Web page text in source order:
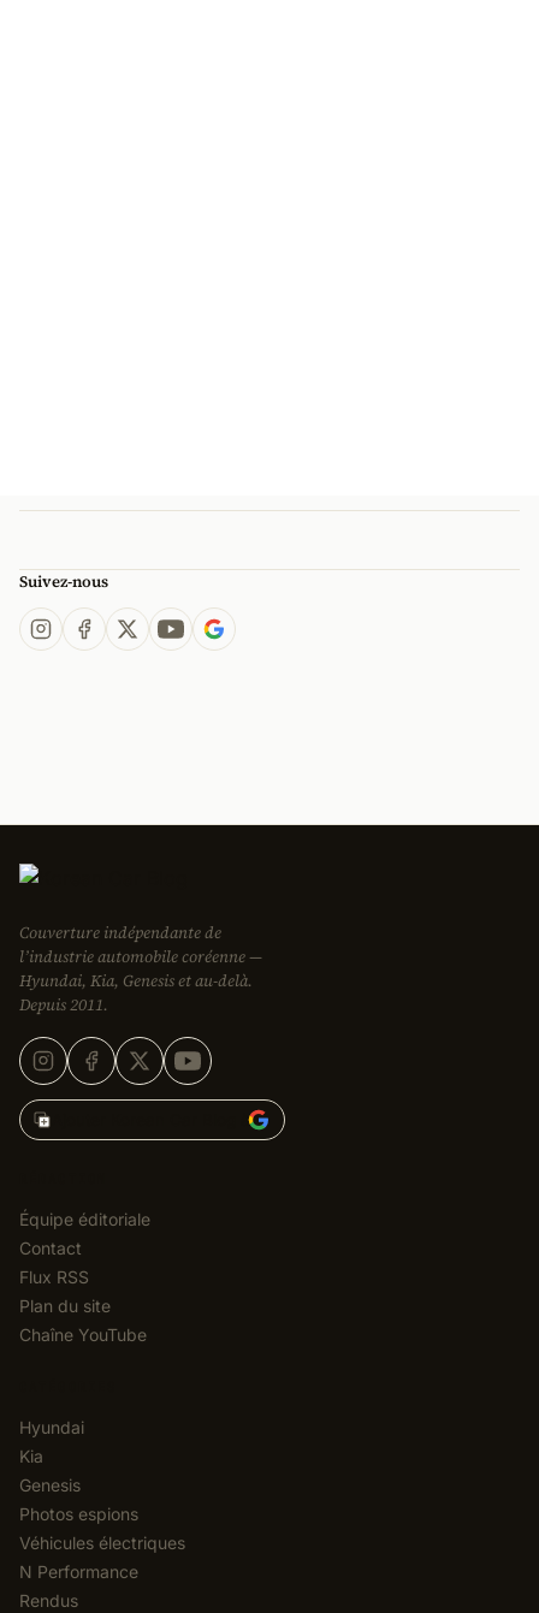
Suivez-nous
Couverture indépendante de
l’industrie automobile coréenne —
Hyundai, Kia, Genesis et au-delà.
Depuis 2011.
Ajouter Korean Car Blog à
Équipe éditoriale
Contact
Flux RSS
Plan du site
Chaîne YouTube
Hyundai
Kia
Genesis
Photos espions
Véhicules électriques
N Performance
Rendus